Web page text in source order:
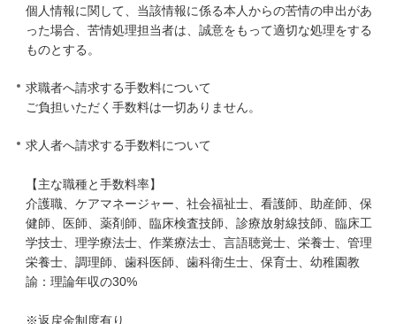
個人情報に関して、当該情報に係る本人からの苦情の申出があ
った場合、苦情処理担当者は、誠意をもって適切な処理をする
ものとする。
求職者へ請求する手数料について
ご負担いただく手数料は一切ありません。
求人者へ請求する手数料について
【主な職種と手数料率】
介護職、ケアマネージャー、社会福祉士、看護師、助産師、保
健師、医師、薬剤師、臨床検査技師、診療放射線技師、臨床工
学技士、理学療法士、作業療法士、言語聴覚士、栄養士、管理
栄養士、調理師、歯科医師、歯科衛生士、保育士、幼稚園教
諭：理論年収の30%
※返戻金制度有り